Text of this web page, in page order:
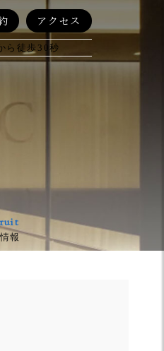
アクセス
ら徒歩30秒
報